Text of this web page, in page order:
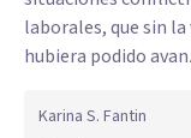
laborales, que sin
hubiera podido
Karina S. Fantin